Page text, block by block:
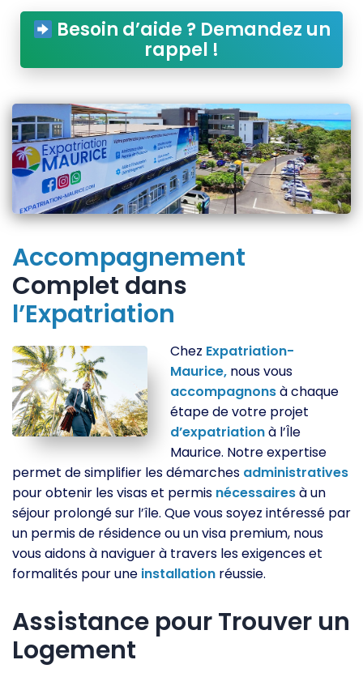
Besoin d’aide ? Demandez un
rappel !
Accompagnement
Complet dans
l’Expatriation
Chez Expatriation-
Maurice, nous vous
accompagnonsà chaque
étape de votre projet
d’expatriationà l’Île
Maurice. Notre expertise
permet de simplifier les démarches administratives
pour obtenir les visas et permis nécessairesà un
séjour prolongé sur l’île. Que vous soyez intéressé par
un permis de résidence ou un visa premium, nous
vous aidons à naviguer à travers les exigences et
formalités pour une installation réussie.
Assistance pour Trouver un
Logement